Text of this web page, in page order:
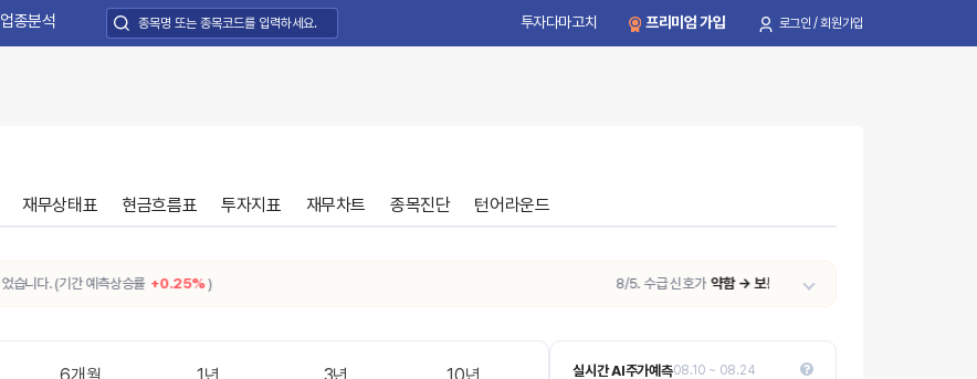
업종분석 투자다마고치 프리미엄 가입 로그인 / 회원가입
재무상태표 현금흐름표 투자지표 재무차트 종목진단 턴어라운드
다. (기간 예측상승률+0.25%) 8/5. 수급 신호가약함 → 보통 으로 변동되었습니다. (외국인 5일 연속
실시간 AI주가예측08.10 ~ 08.24